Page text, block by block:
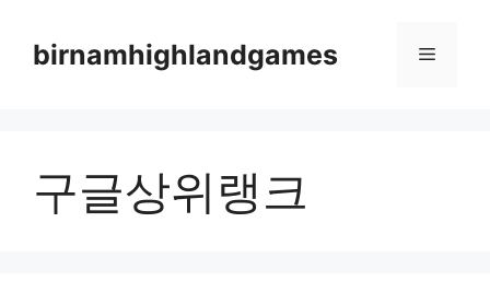
contentbirnamhighlandgames Menu
구글상위랭크